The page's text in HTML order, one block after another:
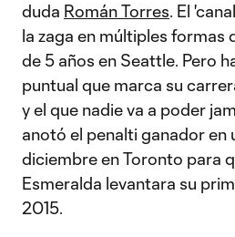
duda Román Torres. El
la zaga en múltiples formas
de 5 años en Seattle. Pero
puntual que marca su
y el que nadie va a poder
anotó el penalti ganador en
diciembre en Toronto para
Esmeralda levantara su
2015.